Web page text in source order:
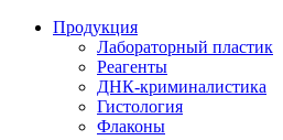
Продукция
Лабораторный пластик
Реагенты
ДНК-криминалистика
Гистология
Флаконы